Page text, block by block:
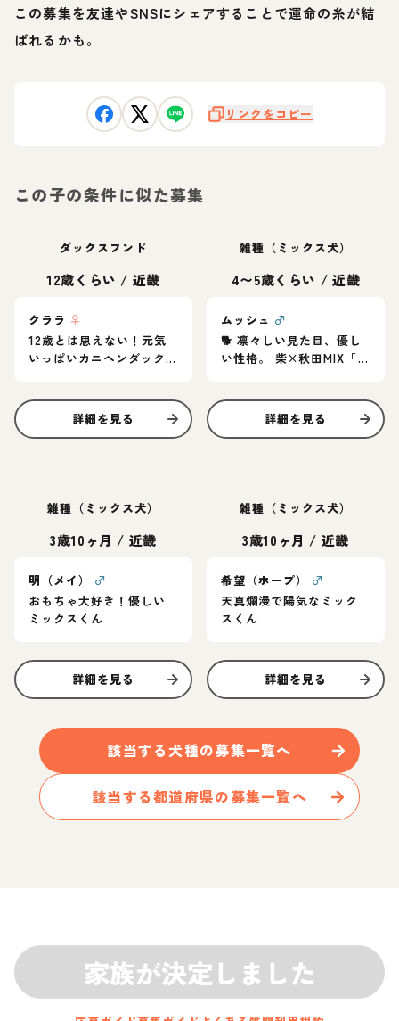
この募集を友達やSNSにシェアすることで運命の糸が結
ばれるかも。
リンクをコピー
この子の条件に似た募集
ダックスフンド
12歳くらい / 近畿
クララ ♀
12歳とは思えない！元気
いっぱいカニヘンダック
詳細を見る
雑種（ミックス犬）
4〜5歳くらい / 近畿
ムッシュ ♂
🐕 凛々しい見た目、優し
い性格。 柴×秋田MIX「ム
詳細を見る
雑種（ミックス犬）
3歳10ヶ月 / 近畿
明（メイ）
♂
おもちゃ大好き！優しい
ミックスくん
詳細を見る
雑種（ミックス犬）
3歳10ヶ月 / 近畿
希望（ホープ）
♂
天真爛漫で陽気なミック
スくん
詳細を見る
該当する犬種の募集一覧へ
該当する都道府県の募集一覧へ
家族が決定しました